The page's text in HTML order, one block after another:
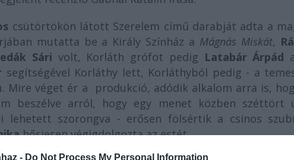
- Do Not Process My Personal Information
csütörtökön látott Szerelem című darabját adta a
mutatta be a Király Színház a Mágnás Miskát,
Sári volt, Korláth grófot pedig Latabár Árpád
segítségével Korláthy lett, Korláthyból pedig - a
Mire véget ér a produkció, adódik alkalom arra is,
beszélve arról, hogy egy menet közben széttört
lehetett szorongva - erősen fölsértik a csinos
hősiesen végigdolgozta az estét.